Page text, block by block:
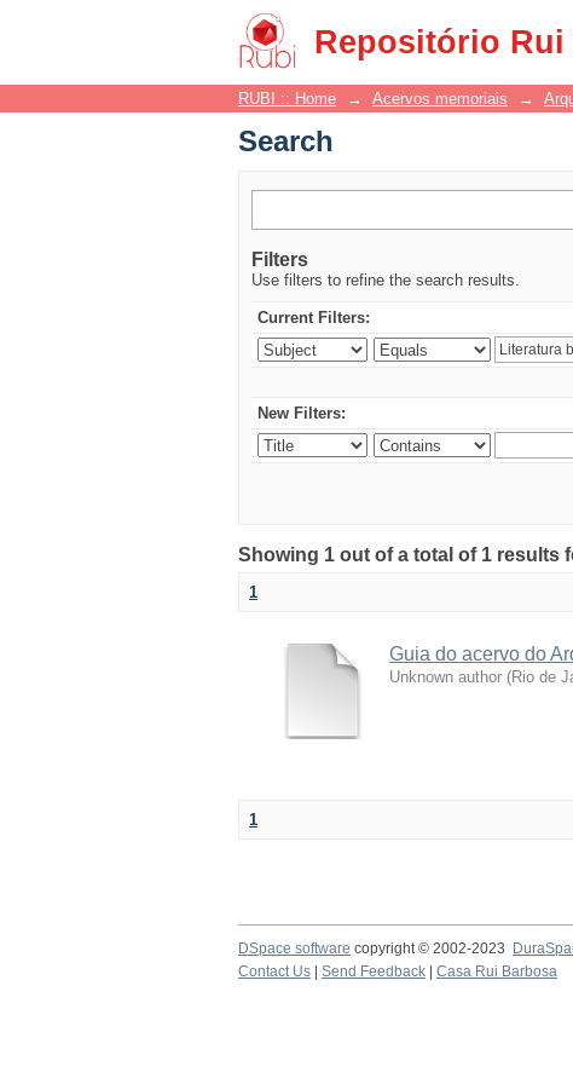
Repositório
Search
RUBI :: Home → Acervos memoriais →
Search
Filters
Use filters to refine the search results.
Current Filters:
New Filters:
Showing 1 out of a total of 1 results
1
Guia do acervo do
Unknown author (Rio de
1
DSpace software copyright © 2002-2023
Contact Us
Send Feedback Casa Rui Barbosa